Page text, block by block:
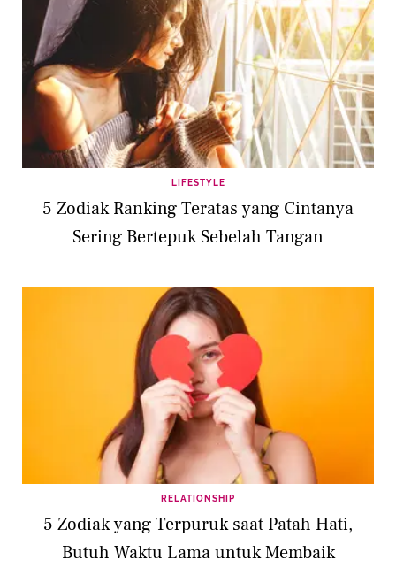
LIFESTYLE
5 Zodiak Ranking Teratas yang Cintanya
Sering Bertepuk Sebelah Tangan
RELATIONSHIP
5 Zodiak yang Terpuruk saat Patah Hati,
Butuh Waktu Lama untuk Membaik